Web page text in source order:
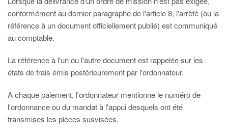
conformément au dernier paragraphe de l'article 8, l'arrêté (ou la
référence à un document officiellement publié) est communiqué
au comptable.
La référence à l'un ou l'autre document est rappelée sur les
états de frais émis postérieurement par l'ordonnateur.
A chaque paiement, l'ordonnateur mentionne le numéro de
l'ordonnance ou du mandat à l'appui desquels ont été
transmises les pièces susvisées.